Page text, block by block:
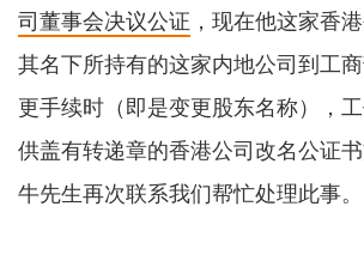
司董事会决议公证 ，现在他这家香
其名下所持有的这家内地公司到工
更手续时（即是变更股东名称），
供盖有转递章的香港公司改名公证
牛先生再次联系我们帮忙处理此事。